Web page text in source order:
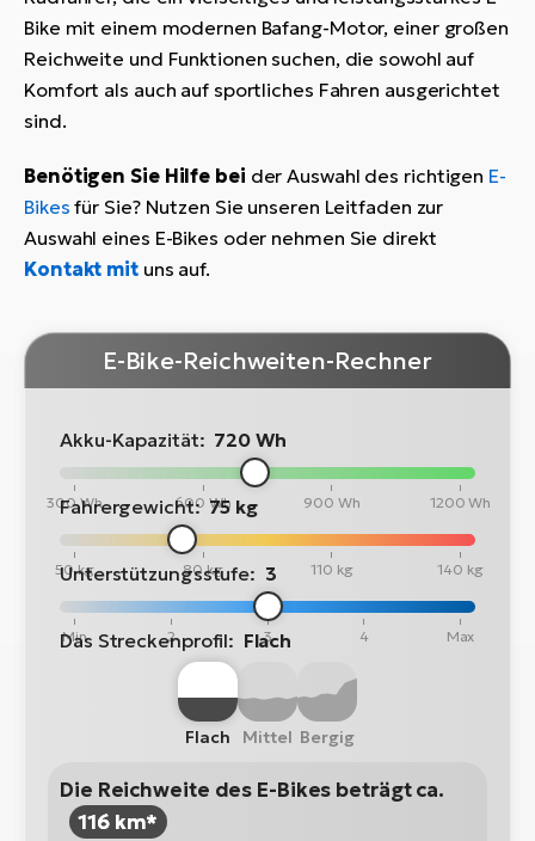
Bike mit einem modernen Bafang-Motor, einer großen
Reichweite und Funktionen suchen, die sowohl auf
Komfort als auch auf sportliches Fahren ausgerichtet
sind.
Benötigen Sie Hilfe bei der Auswahl des richtigen E-
Bikes für Sie? Nutzen Sie unseren Leitfaden zur
Auswahl eines E-Bikes oder nehmen Sie direkt
Kontakt mit uns auf.
E-Bike-Reichweiten-Rechner
Akku-Kapazität: 720 Wh
300 Wh 600 Wh 900 Wh 1200 Wh
Fahrergewicht: 75 kg
50 kg 80 kg 110 kg 140 kg
Unterstützungsstufe: 3
Min 2 3 4 Max
Das Streckenprofil: Flach
Flach Mittel Bergig
Die Reichweite des E-Bikes beträgt ca.
116 km*